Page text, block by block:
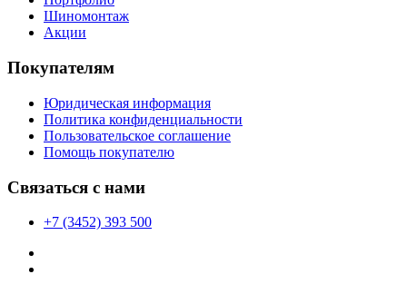
Шиномонтаж
Акции
Покупателям
Юридическая информация
Политика конфиденциальности
Пользовательское соглашение
Помощь покупателю
Связаться с нами
+7 (3452) 393 500